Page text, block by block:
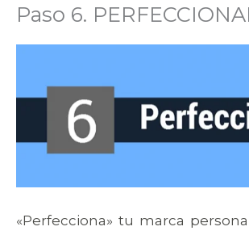
Paso 6.
«Perfecciona» tu marca